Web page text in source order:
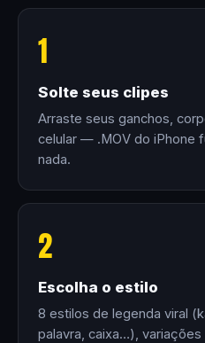
1
Solte seus clipes
Arraste seus ganchos,
celular — .MOV do iPhone
nada.
2
Escolha o estilo
8 estilos de legenda viral
palavra, caixa…),